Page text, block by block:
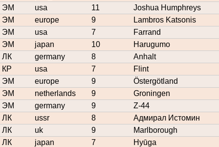
ЭМ
usa 11
Joshua Humphreys
ЭМ
europe 9
Lambros Katsonis
ЭМ
usa 7
Farrand
ЭМ
japan 10
Harugumo
ЛК
germany 8
Anhalt
КР
usa 7
Flint
ЭМ
europe 9
Östergötland
ЭМ
netherlands 9
Groningen
ЭМ
germany 9
Z-44
ЛК
ussr 8
Адмирал Истомин
ЛК
uk 9
Marlborough
ЛК
japan 7
Hyūga